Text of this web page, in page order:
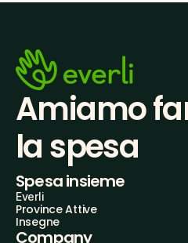
Amiamo
la spesa
Spesa insieme
Everli
Province Attive
Insegne
Company